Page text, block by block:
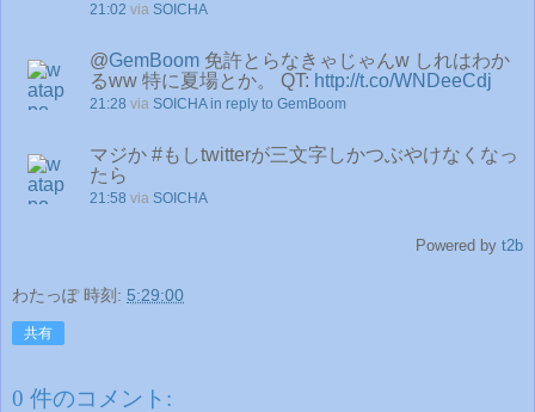
21:02 via SOICHA
@GemBoom 免許とらなきゃじゃんw しれはわか
るww 特に夏場とか。 QT: http://t.co/WNDeeCdj
21:28 via SOICHA in reply to GemBoom
マジか #もしtwitterが三文字しかつぶやけなくなっ
たら
21:58 via SOICHA
Powered by t2b
わたっぽ 時刻: 5:29:00
共有
0 件のコメント: